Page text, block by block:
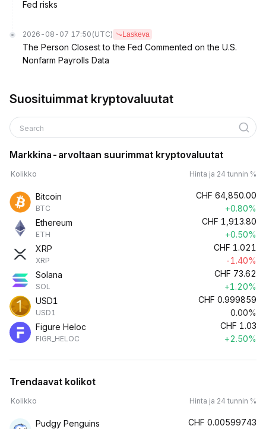
Fed risks
2026-08-07 17:50 (UTC) Laskeva
The Person Closest to the Fed Commented on the U.S.
Nonfarm Payrolls Data
Suosituimmat kryptovaluutat
Search
Markkina-arvoltaan suurimmat kryptovaluutat
Kolikko Hinta ja 24 tunnin %
Bitcoin
BTC
CHF 64,850.00
+0.80%
Ethereum
ETH
CHF 1,913.80
+0.50%
XRP
XRP
CHF 1.021
-1.40%
Solana
SOL
CHF 73.62
+1.20%
USD1
USD1
CHF 0.999859
0.00%
Figure Heloc
FIGR_HELOC
CHF 1.03
+2.50%
Trendaavat kolikot
Kolikko Hinta ja 24 tunnin %
Pudgy Penguins CHF 0.00599743